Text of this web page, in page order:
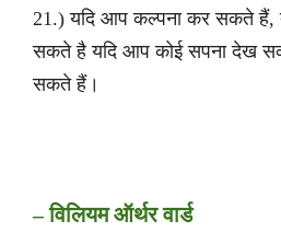
21.) यदि आप कल्पना कर सकते हैं,
सकते है यदि आप कोई सपना देख
सकते हैं।
– विलियम ऑर्थर वार्ड